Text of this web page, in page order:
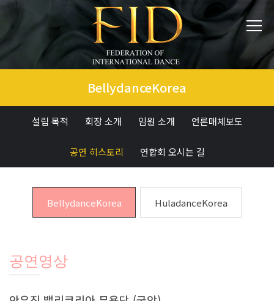
BellydanceKorea
설립 목적 회장 소개 임원 소개 언론매체보도
공연 히스토리 연합회 오시는 길
BellydanceKorea HuladanceKorea
공연영상